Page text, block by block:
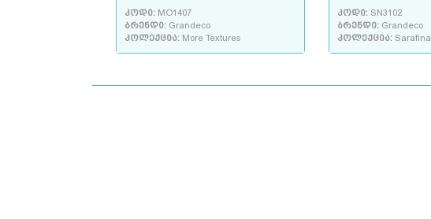
კოდი: MO1407
ბრენდი: Grandeco
კოლექცია: More Textures
კოდი: SN3102
ბრენდი: Grandeco
კოლექცია: Sarafina